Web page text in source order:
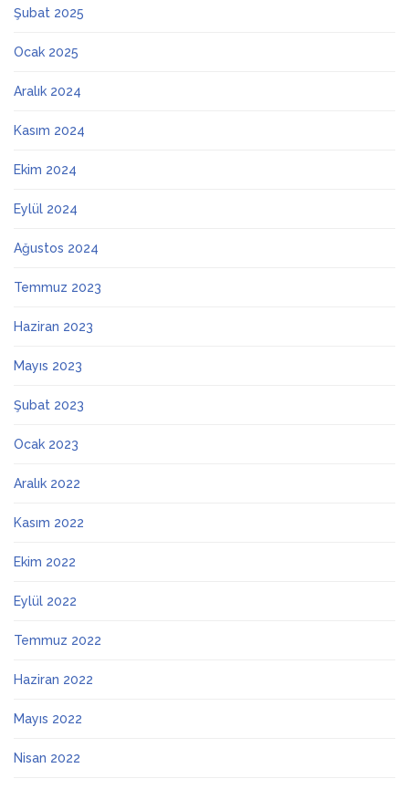
Şubat 2025
Ocak 2025
Aralık 2024
Kasım 2024
Ekim 2024
Eylül 2024
Ağustos 2024
Temmuz 2023
Haziran 2023
Mayıs 2023
Şubat 2023
Ocak 2023
Aralık 2022
Kasım 2022
Ekim 2022
Eylül 2022
Temmuz 2022
Haziran 2022
Mayıs 2022
Nisan 2022